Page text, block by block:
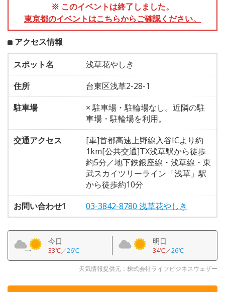
※ このイベントは終了しました。
東京都のイベントはこちらからご確認ください。
アクセス情報
スポット名
浅草花やしき
住所
台東区浅草2-28-1
駐車場
× 駐車場・駐輪場なし。近隣の駐
車場・駐輪場を利用。
交通アクセス
[車]首都高速上野線入谷ICより約
1km[公共交通]TX浅草駅から徒歩
約5分／地下鉄銀座線・浅草線・東
武スカイツリーライン「浅草」駅
から徒歩約10分
お問い合わせ1
03-3842-8780 浅草花やしき
今日
33℃／26℃
明日
34℃／26℃
天気情報提供元：株式会社ライフビジネスウェザー